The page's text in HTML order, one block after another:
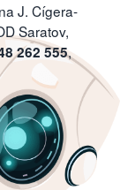
J. Cígera-
Saratov,
262 555,